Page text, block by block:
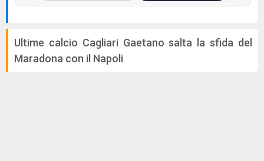
Ultime calcio Cagliari Gaetano salta la sfida del
Maradona con il Napoli